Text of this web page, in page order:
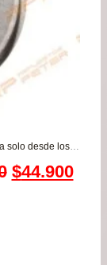
Par Tambores de freno Chevrolet/Opel Astra – Corsa solo desde los años 1993 a 1999 – Monza / Daewoo Espero – Heaven – Lanos – Pointer – Racer
El
$44.900El